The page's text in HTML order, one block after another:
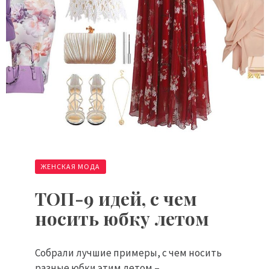
ЖЕНСКАЯ МОДА
ТОП-9 идей, с чем
носить юбку летом
Собрали лучшие примеры, с чем носить